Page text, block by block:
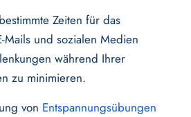
Zeiten für das
Mails und sozialen Medien
während Ihrer
zu minimieren.
von Entspannungsübungen